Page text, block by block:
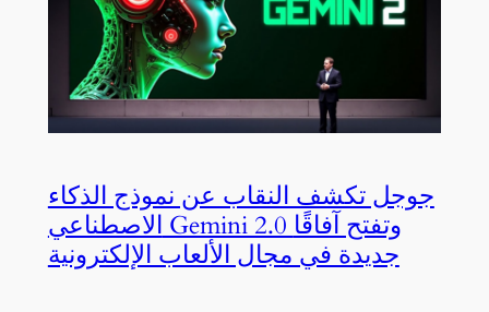
جوجل تكشف النقاب عن نموذج الذكاء
الاصطناعي Gemini 2.0 وتفتح آفاقًا
جديدة في مجال الألعاب الإلكترونية